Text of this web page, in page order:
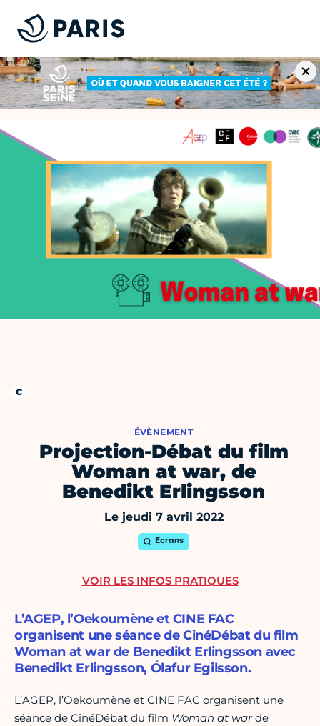
ÉVÈNEMENT
Projection-Débat du film
Woman at war, de
Benedikt Erlingsson
Le jeudi 7 avril 2022
Ecrans
L’AGEP, l’Oekoumène et CINE FAC
organisent une séance de CinéDébat du film
Woman at war de Benedikt Erlingsson avec
Benedikt Erlingsson, Ólafur Egilsson.
L’AGEP, l’Oekoumène et CINE FAC organisent une
séance de CinéDébat du film Woman at warde
VOIR LES INFOS PRATIQUES